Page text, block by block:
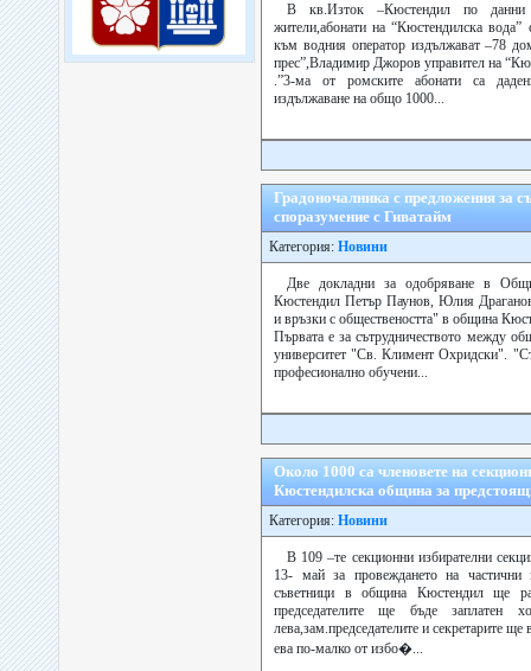
В кв.Изток –Кюстендил по данни
жители,абонати на “Кюстендилска вода”
към водния оператор издължават –78
прес”,Владимир Джоров управител на
.”3-ма от ромските абонати са
издължаване на общо 1000...
Градоночалника с предложения за
споразумение с Гиватайм
Категория: Новини
Две докладни за одобряване в
Кюстендил Петър Паунов, Юлия
и връзки с обществеността" в община
Първата е за сътрудничеството между
университет "Св. Климент Охридски".
професионално обучени...
Около 1000 са членовете на
Кюстендилска община за
Категория: Новини
В 109 –те секционни избирателни
13- май за провеждането на
съветници в община Кюстендил ще
председателите ще бъдe заплатен
лева,зам.председателите и секретарите
ева по-малко от избо�...